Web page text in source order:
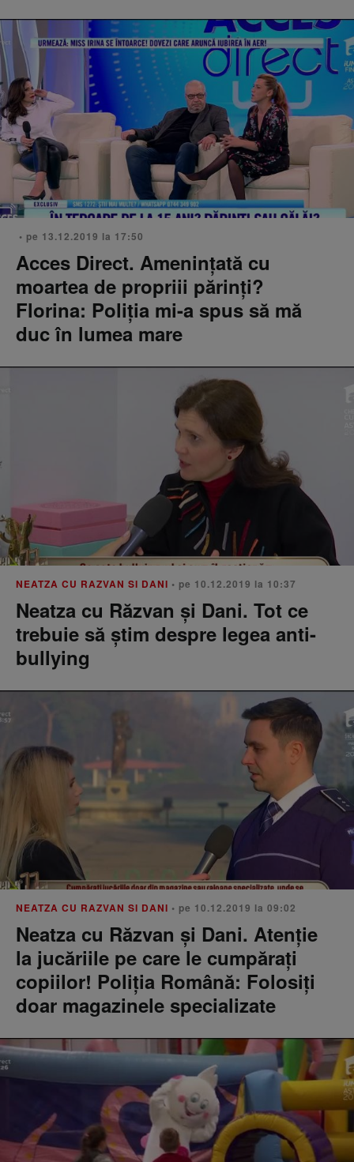
• pe 13.12.2019 la 17:50
Acces Direct. Amenințată cu
moartea de propriii părinţi?
Florina: Poliția mi-a spus să mă
duc în lumea mare
NEATZA CU RAZVAN SI DANI • pe 10.12.2019 la 10:37
Neatza cu Răzvan și Dani. Tot ce
trebuie să știm despre legea anti-
bullying
NEATZA CU RAZVAN SI DANI • pe 10.12.2019 la 09:02
Neatza cu Răzvan și Dani. Atenție
la jucăriile pe care le cumpărați
copiilor! Poliția Română: Folosiți
doar magazinele specializate